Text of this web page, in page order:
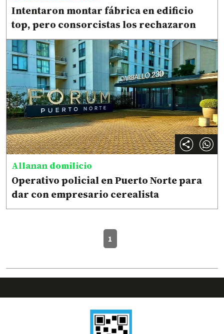
Intentaron montar fábrica en edificio
top, pero consorcistas los rechazaron
Allanan domilicio
Operativo policial en Puerto Norte para
dar con empresario cerealista
1